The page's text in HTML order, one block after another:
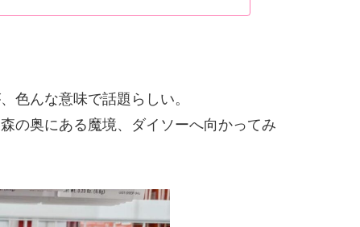
色んな意味で話題らしい。
の奥にある魔境、ダイソーへ向かってみ